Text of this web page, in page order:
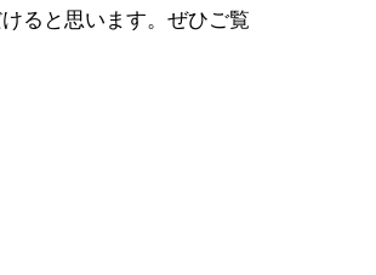
ると思います。ぜひご覧